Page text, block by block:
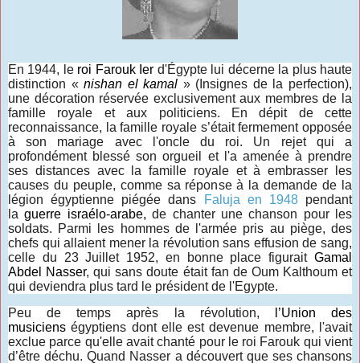
En 1944, le roi Farouk Ier d'Égypte lui décerne la plus haute
distinction «nishan el kamal » (Insignes de la perfection),
une décoration réservée exclusivement aux membres de la
famille royale et aux politiciens. En dépit de cette
reconnaissance, la famille royale s’était fermement opposée
à son mariage avec l'oncle du roi. Un rejet qui a
profondément blessé son orgueil et l'a amenée à prendre
ses distances avec la famille royale et à embrasser les
causes du peuple, comme sa réponse à la demande de la
légion égyptienne piégée dans
Faluja en 1948pendant
la guerre israélo-arabe, de chanter une chanson pour les
soldats. Parmi les hommes de l'armée pris au piège, des
chefs qui allaient mener la révolution sans effusion de sang,
celle du 23 Juillet 1952, en bonne place figurait Gamal
Abdel Nasser, qui sans doute était fan de Oum Kalthoum et
qui deviendra plus tard le président de l'Egypte.
Peu de temps après la révolution,
l’Union des
musiciens égyptiens dont elle est devenue membre, l'avait
exclue parce qu'elle avait chanté pour le roi Farouk qui vient
d’être déchu. Quand Nasser a découvert que ses chansons